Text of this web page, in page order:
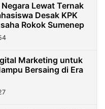
Lewat Ternak
Desak KPK
Rokok Sumenep
Marketing untuk
Bersaing di Era